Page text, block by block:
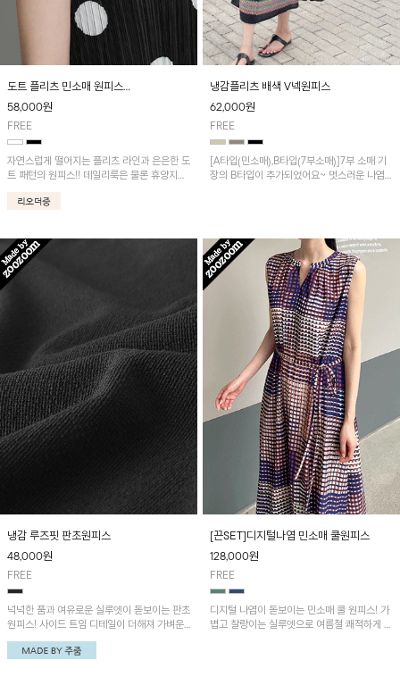
도트 플리츠 민소매 원피스
[2차 리오더중] 8/19 순차적 발송!
58,000원
FREE
자연스럽게 떨어지는 플리츠 라인과 은은한 도
트 패턴의 원피스!! 데일리룩은 물론 휴양지룩
까지 다양하게 활용하기 좋은 아이템입니다.
냉감플리츠 배색 V넥원피스
62,000원
FREE
[A타입(민소매),B타입(7부소매)]7부 소매 기
장의 B타입이 추가되었어요~ 멋스러운 나염
냉감 루즈핏 판초원피스
48,000원
FREE
넉넉한 품과 여유로운 실루엣이 돋보이는 판초
원피스! 사이드 트임 디테일이 더해져 가벼운
움직임과 세련된 포인트를 연출하며, 시원한
냉감 원단으로 한여름에도 쾌적하게 즐기기 좋
[끈SET]디지털나염 민소매 쿨원피스
128,000원
FREE
디지털 나염이 돋보이는 민소매 쿨 원피스! 가
볍고 찰랑이는 실루엣으로 여름철 쾌적하게 착